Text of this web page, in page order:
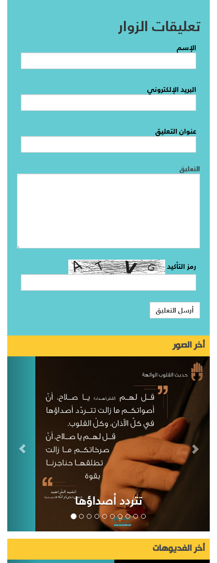
تعليقات الزوار
الإسم
البريد الإلكتروني
عنوان التعليق
التعليق
رمز التأكيد
أخر الصور
تتردد أصداؤها
أخر الفديوهات